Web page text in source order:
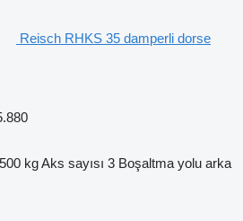
Reisch RHKS 35 damperli dorse
kgAks sayısı 3 Boşaltma yolu arka